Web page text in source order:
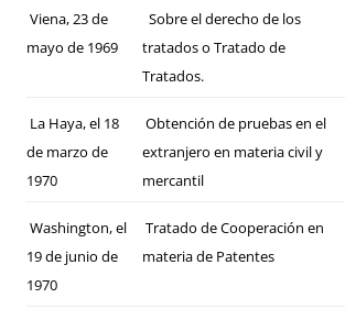
Viena, 23 de
mayo de 1969
Sobre el derecho de los
tratados o Tratado de
Tratados.
La Haya, el 18
de marzo de
1970
Obtención de pruebas en el
extranjero en materia civil y
mercantil
Washington, el
19 de junio de
1970
Tratado de Cooperación en
materia de Patentes